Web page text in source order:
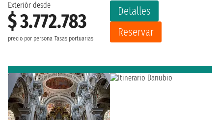
Exteriór desde
$ 3.772.783
precio por persona Tasas portuarias
Detalles
Reservar